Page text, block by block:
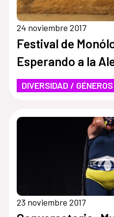
24 noviembre 2017
Festival de
Esperando a la
DIVERSIDAD / GÉNEROS
23 noviembre 2017